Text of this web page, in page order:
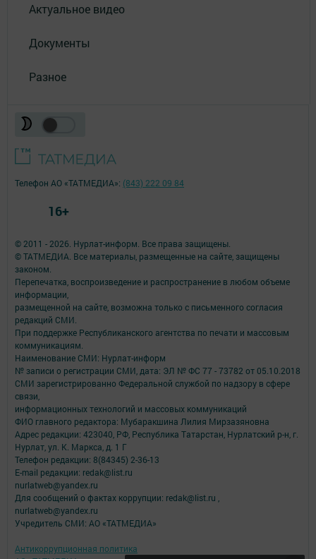
Актуальное видео
Документы
Разное
© 2011 - 2026. Нурлат-⁠информ. Все права защищены.
© ТАТМЕДИА. Все материалы, размещенные на сайте, защищены
законом.
Перепечатка, воспроизведение и распространение в любом объеме
информации,
размещенной на сайте, возможна только с письменного согласия
редакций СМИ.
При поддержке Республиканского агентства по печати и массовым
коммуникациям.
Наименование СМИ: Нурлат-⁠информ
№ записи о регистрации СМИ, дата: ЭЛ № ФС 77 -⁠ 73782 от 05.10.2018
СМИ зарегистрированно Федеральной службой по надзору в сфере
связи,
информационных технологий и массовых коммуникаций
ФИО главного редактора: Мубаракшина Лилия Мирзазяновна
Адрес редакции: 423040, РФ, Республика Татарстан, Нурлатский р-н, г.
Нурлат, ул. К. Маркса, д. 1 Г
Телефон редакции: 8(84345) 2-36-13
E-mail редакции: redak@list.ru
nurlatweb@yandex.ru
Для сообщений о фактах коррупции: redak@list.ru ,
nurlatweb@yandex.ru
Учредитель СМИ: АО «ТАТМЕДИА»
Антикоррупционная политика
Телефон АО «ТАТМЕДИА»: (843) 222 09 84
16+